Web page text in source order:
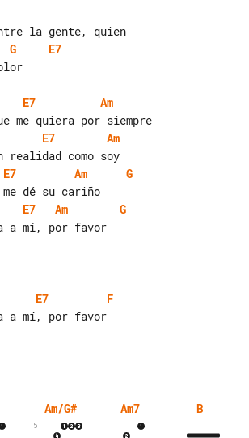
G
E7
E7
Am
E7
Am
E7 Am
G
E7 Am
G
E7
F
Am/G#
5
Am7 B